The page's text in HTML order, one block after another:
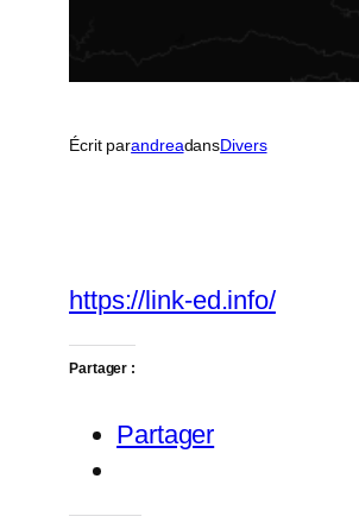
Écrit parandreadansDivers
https://link-ed.info/
Partager :
Partager